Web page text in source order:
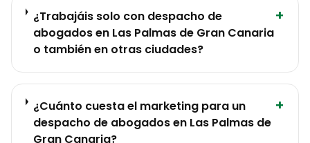
¿Trabajáis solo con despacho de
abogados en Las Palmas de Gran Canaria
o también en otras ciudades?
+
¿Cuánto cuesta el marketing para un
despacho de abogados en Las Palmas de
Gran Canaria?
+